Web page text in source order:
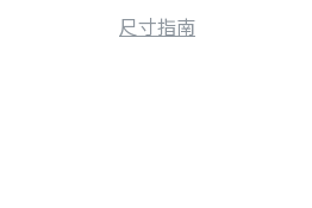
尺寸指南